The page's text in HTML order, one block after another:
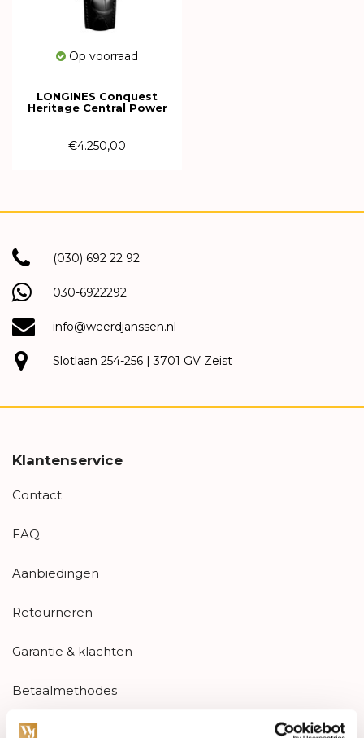
Op voorraad
LONGINES Conquest
Heritage Central Power
€4.250,00
(030) 692 22 92
030-6922292
info@weerdjanssen.nl
Slotlaan 254-256 | 3701 GV Zeist
Klantenservice
Contact
FAQ
Aanbiedingen
Retourneren
Garantie & klachten
Betaalmethodes
Sitemap